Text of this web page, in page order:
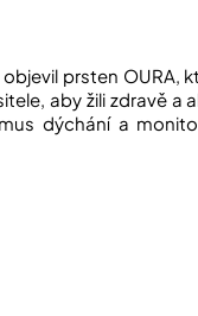
prsten OURA,
aby žili zdravě a
dýchání a